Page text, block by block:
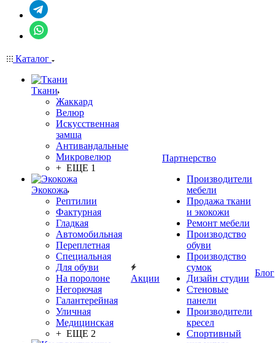
Каталог
Ткани
Жаккард
Велюр
Искусственная
замша
Антивандальные
Микровелюр
+ ЕЩЕ 1
Экокожа
Рептилии
Фактурная
Гладкая
Автомобильная
Переплетная
Специальная
Для обуви
На поролоне
Негорючая
Галантерейная
Уличная
Медицинская
+ ЕЩЕ 2
Акции
Партнерство
Производители
мебели
Продажа ткани
и экокожи
Ремонт мебели
Производство
обуви
Производство
сумок
Дизайн студии
Стеновые
панели
Производители
кресел
Спортивный
Блог